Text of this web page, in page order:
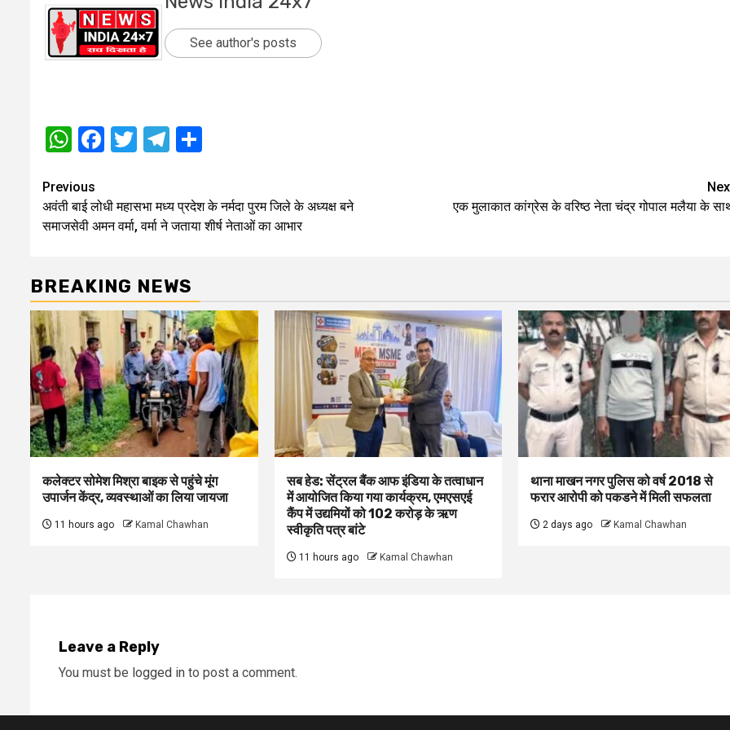
See author's posts
WhatsApp
Facebook
TwitterTelegram
Post
navigation
Previous
अवंती बाई लोधी महासभा मध्य प्रदेश के नर्मदा पुरम जिले के अध्यक्ष बने
समाजसेवी अमन वर्मा, वर्मा ने जताया शीर्ष नेताओं का आभार
एक मुलाकात कांग्रेस के वरिष्ठ नेता चंद्र गोपाल मलैया के
BREAKING NEWS
कलेक्टर सोमेश मिश्रा बाइक से पहुंचे मूंग
उपार्जन केंद्र, व्यवस्थाओं का लिया जायजा
11 hours ago Kamal Chawhan
सब हेड: सेंट्रल बैंक आफ इंडिया के तत्वाधान
में आयोजित किया गया कार्यक्रम, एमएसएई
कैंप में उद्यमियों को 102 करोड़ के ऋण
स्वीकृति पत्र बांटे
11 hours ago Kamal Chawhan
थाना माखन नगर पुलिस को वर्ष 2018 से
फरार आरोपी को पकडने में मिली सफलता
2 days ago Kamal Chawhan
Leave a Reply
You must be logged in to post a comment.